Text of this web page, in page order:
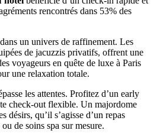
rencontrés dans 53% des
un univers de raffinement. Les
de jacuzzis privatifs, offrent une
voyageurs en quête de luxe à Paris
une relaxation totale.
les attentes. Profitez d’un early
check-out flexible. Un majordome
désirs, qu’il s’agisse d’un repas
de soins spa sur mesure.